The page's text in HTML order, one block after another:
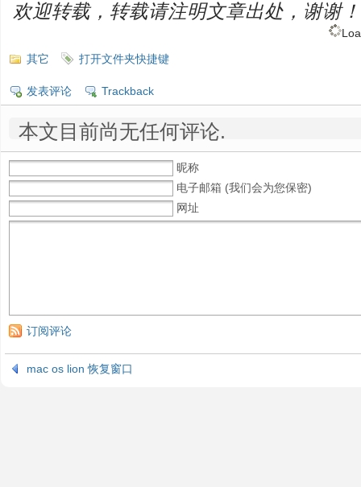
欢迎转载，转载请注明文章出处，谢谢！
其它
打开文件夹快捷键
发表评论 Trackback
本文目前尚无任何评论.
昵称
电子邮箱 (我们会为您保密)
网址
订阅评论
mac os lion 恢复窗口